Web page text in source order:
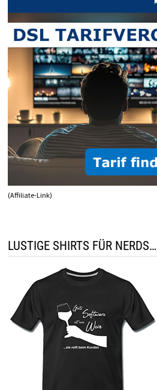
(Affiliate-Link)
LUSTIGE SHIRTS FÜR NERDS…